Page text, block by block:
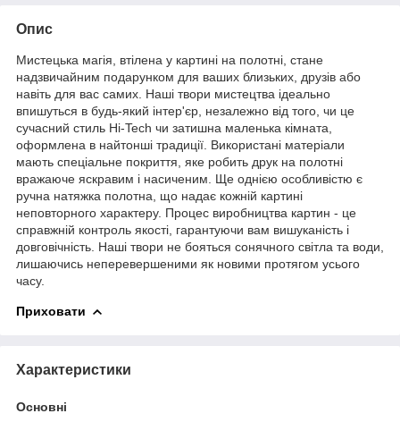
Опис
Мистецька магія, втілена у картині на полотні, стане
надзвичайним подарунком для ваших близьких, друзів або
навіть для вас самих. Наші твори мистецтва ідеально
впишуться в будь-який інтер'єр, незалежно від того, чи це
сучасний стиль Hi-Tech чи затишна маленька кімната,
оформлена в найтонші традиції. Використані матеріали
мають спеціальне покриття, яке робить друк на полотні
вражаюче яскравим і насиченим. Ще однією особливістю є
ручна натяжка полотна, що надає кожній картині
неповторного характеру. Процес виробництва картин - це
справжній контроль якості, гарантуючи вам вишуканість і
довговічність. Наші твори не бояться сонячного світла та води,
лишаючись неперевершеними як новими протягом усього
часу.
Приховати
Характеристики
Основні